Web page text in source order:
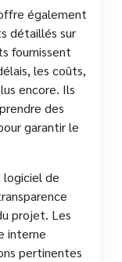
également
détaillés sur
fournissent
les coûts,
encore. Ils
des
garantir le
de
projet. Les
interne
pertinentes